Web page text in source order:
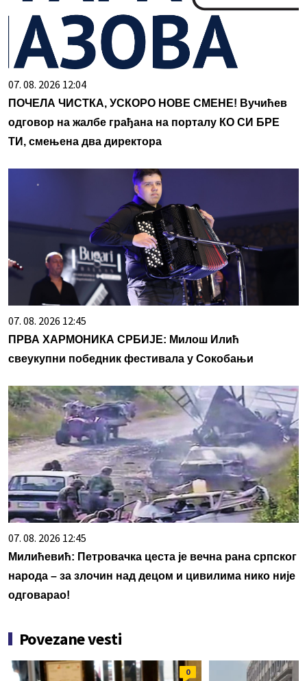
07. 08. 2026 12:04
ПОЧЕЛА ЧИСТКА, УСКОРО НОВЕ СМЕНЕ! Вучићев
одговор на жалбе грађана на порталу КО СИ БРЕ
ТИ, смењена два директора
07. 08. 2026 12:45
ПРВА ХАРМОНИКА СРБИЈЕ: Милош Илић
свеукупни победник фестивала у Сокобањи
07. 08. 2026 12:45
Милићевић: Петровачка цеста је вечна рана српског
народа – за злочин над децом и цивилима нико није
одговарао!
Povezane vesti
0